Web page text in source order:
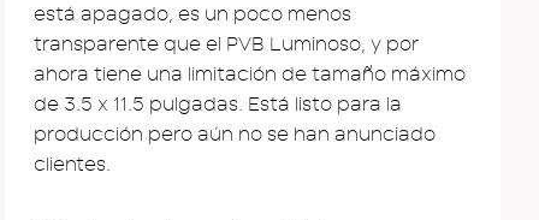
está apagado, es un poco menos
transparente que el PVB Luminoso, y por
ahora tiene una limitación de tamaño máximo
de 3.5 x 11.5 pulgadas. Está listo para la
producción pero aún no se han anunciado
clientes.